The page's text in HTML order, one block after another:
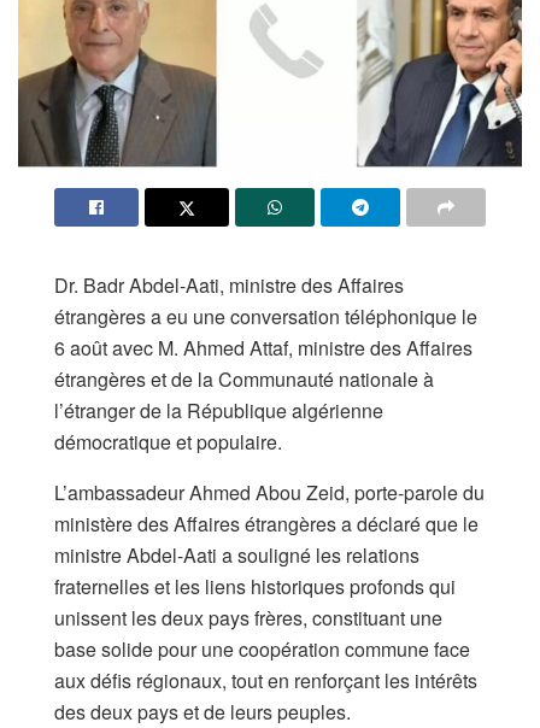
Dr. Badr Abdel-Aati, ministre des Affaires
étrangères a eu une conversation téléphonique le
6 août avec M. Ahmed Attaf, ministre des Affaires
étrangères et de la Communauté nationale à
l’étranger de la République algérienne
démocratique et populaire.
L’ambassadeur Ahmed Abou Zeid, porte-parole du
ministère des Affaires étrangères a déclaré que le
ministre Abdel-Aati a souligné les relations
fraternelles et les liens historiques profonds qui
unissent les deux pays frères, constituant une
base solide pour une coopération commune face
aux défis régionaux, tout en renforçant les intérêts
des deux pays et de leurs peuples.